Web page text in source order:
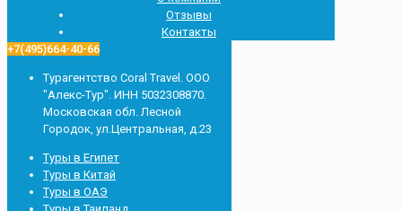
Отзывы
Контакты
+7(495)664-40-66
Турагентство Сoral Travel. ООО
"Алекс-Тур". ИНН 5032308870.
Московская обл. Лесной
Городок, ул.Центральная, д.23
Туры в Египет
Туры в Китай
Туры в ОАЭ